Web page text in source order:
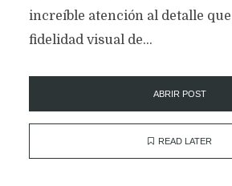
increíble atención al detalle
fidelidad visual de...
ABRIR POST
READ LATER